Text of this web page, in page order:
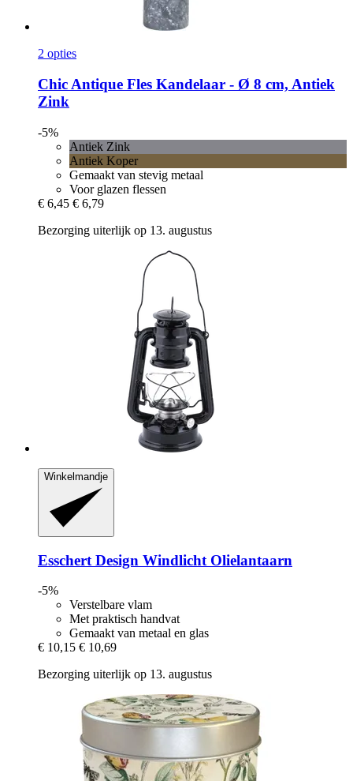
2 opties
Chic Antique Fles Kandelaar -​ Ø 8 cm, Antiek
Zink
-5%
Antiek Zink
Antiek Koper
Gemaakt van stevig metaal
Voor glazen flessen
€ 6,45 € 6,79
Bezorging uiterlijk op 13. augustus
Winkelmandje
Esschert Design Windlicht Olielantaarn
-5%
Verstelbare vlam
Met praktisch handvat
Gemaakt van metaal en glas
€ 10,15 € 10,69
Bezorging uiterlijk op 13. augustus